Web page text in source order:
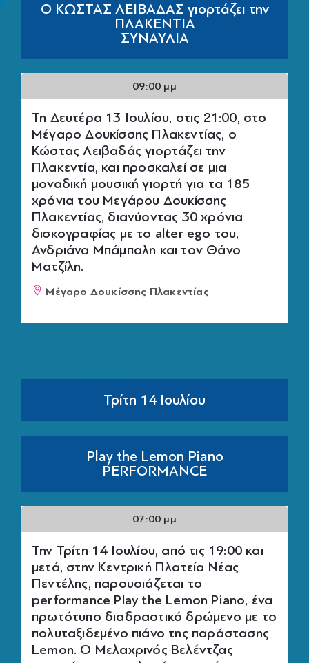
Ο ΚΩΣΤΑΣ ΛΕΙΒΑΔΑΣ γιορτάζει την
ΠΛΑΚΕΝΤΙΑ
ΣΥΝΑΥΛΙΑ
09:00 μμ
Τη Δευτέρα 13 Ιουλίου, στις 21:00, στο
Μέγαρο Δουκίσσης Πλακεντίας, ο
Κώστας Λειβαδάς γιορτάζει την
Πλακεντία, και προσκαλεί σε μια
μοναδική μουσική γιορτή για τα 185
χρόνια του Μεγάρου Δουκίσσης
Πλακεντίας, διανύοντας 30 χρόνια
δισκογραφίας με το alter ego του,
Ανδριάνα Μπάμπαλη και τον Θάνο
Ματζίλη.
Μέγαρο Δουκίσσης Πλακεντίας
Τρίτη 14 Ιουλίου
Play the Lemon Piano
PERFORMANCE
07:00 μμ
Την Τρίτη 14 Ιουλίου, από τις 19:00 και
μετά, στην Κεντρική Πλατεία Νέας
Πεντέλης, παρουσιάζεται το
performance Play the Lemon Piano, ένα
πρωτότυπο διαδραστικό δρώμενο με το
πολυταξιδεμένο πιάνο της παράστασης
Lemon. Ο Μελαχρινός Βελέντζας